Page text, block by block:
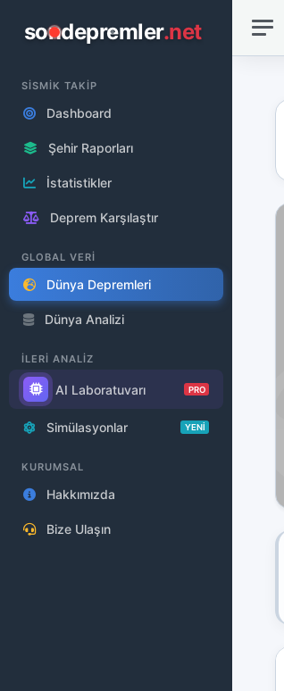
sondepremler.net
SİSMİK TAKİP
Dashboard
Şehir Raporları
İstatistikler
Deprem Karşılaştır
GLOBAL VERİ
Dünya Depremleri
Dünya Analizi
İLERİ ANALİZ
AI Laboratuvarı PRO
Simülasyonlar YENİ
KURUMSAL
Hakkımızda
Bize Ulaşın